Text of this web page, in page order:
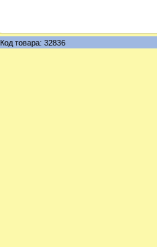
Код товара: 32836